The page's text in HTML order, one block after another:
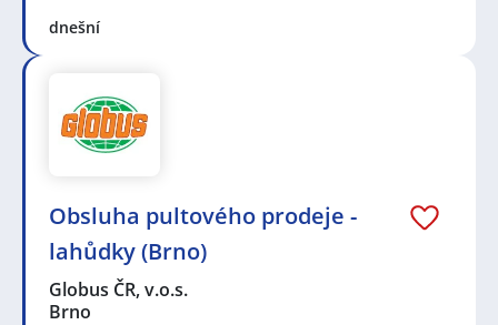
dnešní
Obsluha pultového prodeje -
lahůdky (Brno)
Globus ČR, v.o.s.
Brno